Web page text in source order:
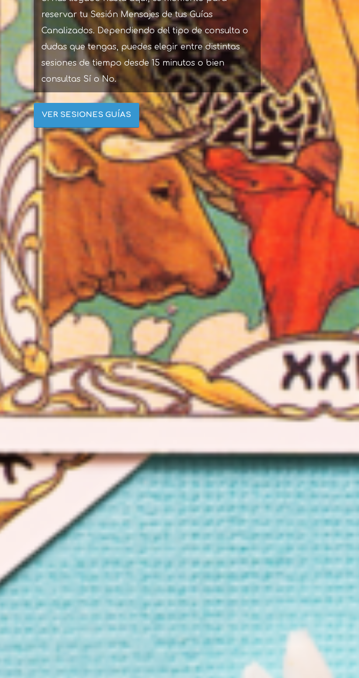
reservar tu Sesión Mensajes de tus Guías
Canalizados. Dependiendo del tipo de consulta o
dudas que tengas, puedes elegir entre distintas
sesiones de tiempo desde 15 minutos o bien
consultas Sí o No.
VER SESIONES GUÍAS